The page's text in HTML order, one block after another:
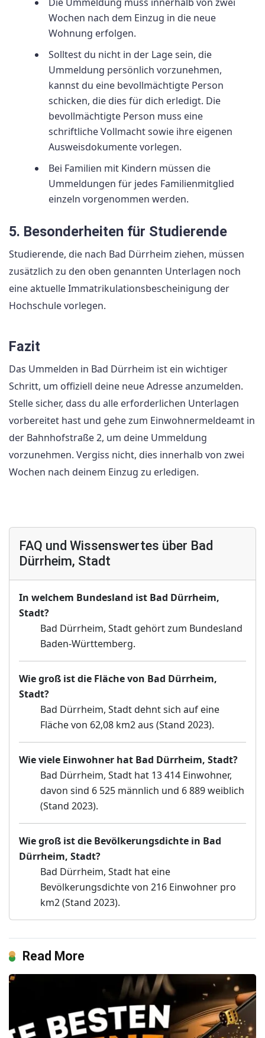
Wochen nach dem Einzug in die neue
Wohnung erfolgen.
Solltest du nicht in der Lage sein, die
Ummeldung persönlich vorzunehmen,
kannst du eine bevollmächtigte Person
schicken, die dies für dich erledigt. Die
bevollmächtigte Person muss eine
schriftliche Vollmacht sowie ihre eigenen
Ausweisdokumente vorlegen.
Bei Familien mit Kindern müssen die
Ummeldungen für jedes Familienmitglied
einzeln vorgenommen werden.
5. Besonderheiten für Studierende
Studierende, die nach Bad Dürrheim ziehen, müssen
zusätzlich zu den oben genannten Unterlagen noch
eine aktuelle Immatrikulationsbescheinigung der
Hochschule vorlegen.
Fazit
Das Ummelden in Bad Dürrheim ist ein wichtiger
Schritt, um offiziell deine neue Adresse anzumelden.
Stelle sicher, dass du alle erforderlichen Unterlagen
vorbereitet hast und gehe zum Einwohnermeldeamt in
der Bahnhofstraße 2, um deine Ummeldung
vorzunehmen. Vergiss nicht, dies innerhalb von zwei
Wochen nach deinem Einzug zu erledigen.
FAQ und Wissenswertes über Bad
Dürrheim, Stadt
In welchem Bundesland ist Bad Dürrheim,
Stadt?
Bad Dürrheim, Stadt gehört zum Bundesland
Baden-Württemberg.
Wie groß ist die Fläche von Bad Dürrheim,
Stadt?
Bad Dürrheim, Stadt dehnt sich auf eine
Fläche von 62,08 km2 aus (Stand 2023).
Wie viele Einwohner hat Bad Dürrheim, Stadt?
Bad Dürrheim, Stadt hat 13 414 Einwohner,
davon sind 6 525 männlich und 6 889 weiblich
(Stand 2023).
Wie groß ist die Bevölkerungsdichte in Bad
Dürrheim, Stadt?
Bad Dürrheim, Stadt hat eine
Bevölkerungsdichte von 216 Einwohner pro
km2 (Stand 2023).
Read More